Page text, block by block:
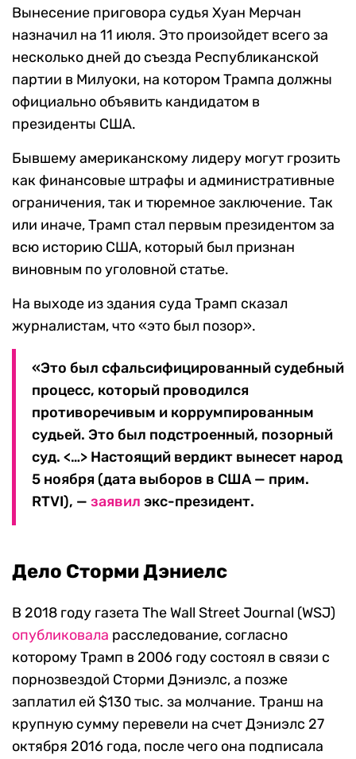
Вынесение приговора судья Хуан Мерчан
назначил на 11 июля. Это произойдет всего за
несколько дней до съезда Республиканской
партии в Милуоки, на котором Трампа должны
официально объявить кандидатом в
президенты США.
Бывшему американскому лидеру могут грозить
как финансовые штрафы и административные
ограничения, так и тюремное заключение. Так
или иначе, Трамп стал первым президентом за
всю историю США, который был признан
виновным по уголовной статье.
На выходе из здания суда Трамп сказал
журналистам, что «это был позор».
«Это был сфальсифицированный судебный
процесс, который проводился
противоречивым и коррумпированным
судьей. Это был подстроенный, позорный
суд. <…> Настоящий вердикт вынесет народ
5 ноября (дата выборов в США — прим.
RTVI), — заявил экс-президент.
Дело Сторми Дэниелс
В 2018 году газета The Wall Street Journal (WSJ)
опубликовала расследование, согласно
которому Трамп в 2006 году состоял в связи с
порнозвездой Сторми Дэниэлс, а позже
заплатил ей $130 тыс. за молчание. Транш на
крупную сумму перевели на счет Дэниэлс 27
октября 2016 года, после чего она подписала